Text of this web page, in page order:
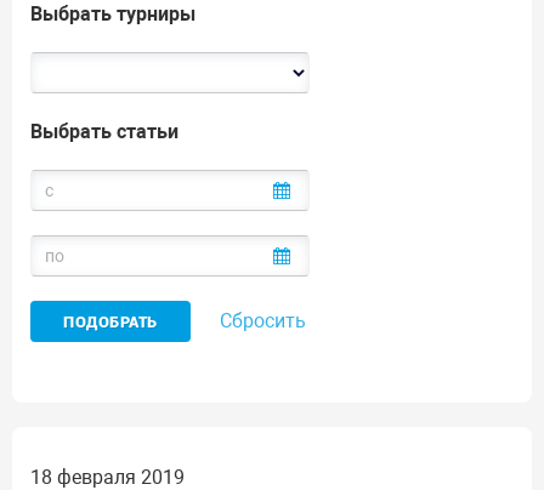
Выбрать турниры
Выбрать статьи
Сбросить
18 февраля 2019